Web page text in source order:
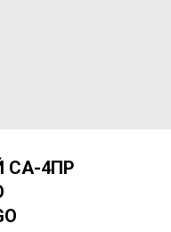
СА-4ПР